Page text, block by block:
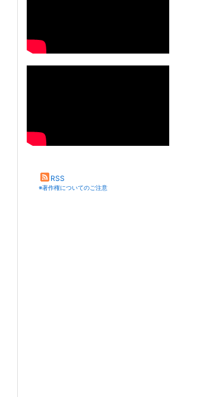
RSS
※著作権についてのご注意